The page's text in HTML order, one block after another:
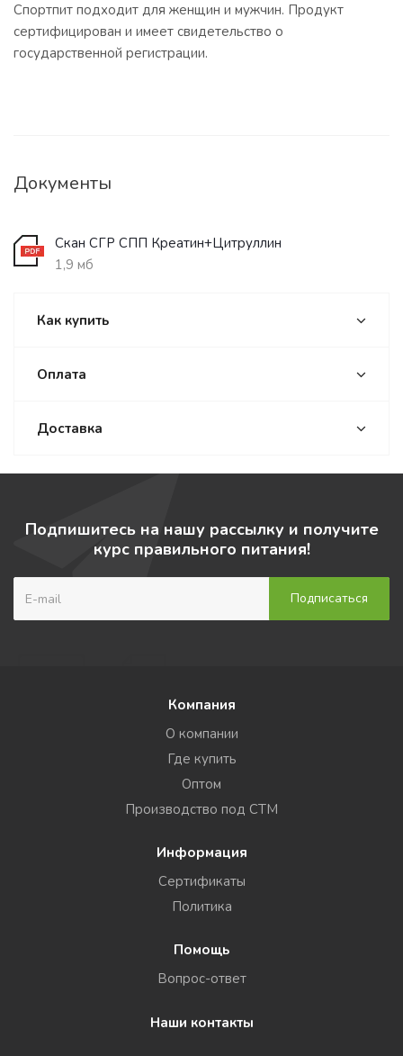
Спортпит подходит для женщин и мужчин. Продукт
сертифицирован и имеет свидетельство о
государственной регистрации.
Документы
Скан СГР СПП Креатин+Цитруллин
1,9 мб
Как купить
Оплата
Доставка
Подпишитесь на нашу рассылку и получите
курс правильного питания!
Компания
О компании
Где купить
Оптом
Производство под СТМ
Информация
Сертификаты
Политика
Помощь
Вопрос-ответ
Наши контакты